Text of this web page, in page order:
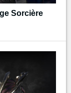
Sorcière